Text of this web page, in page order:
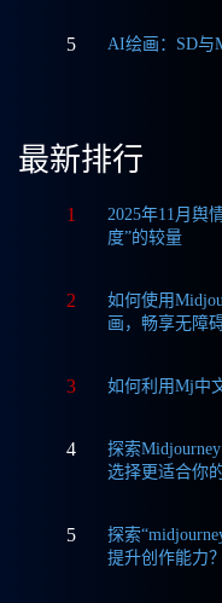
5 AI绘画：SD与
最新排行
1
2025年11月舆
度”的较量
2
如何使用
画，畅享无障
3 如何利用Mj中
4
探索
选择更适合你
5
探索
提升创作能力？